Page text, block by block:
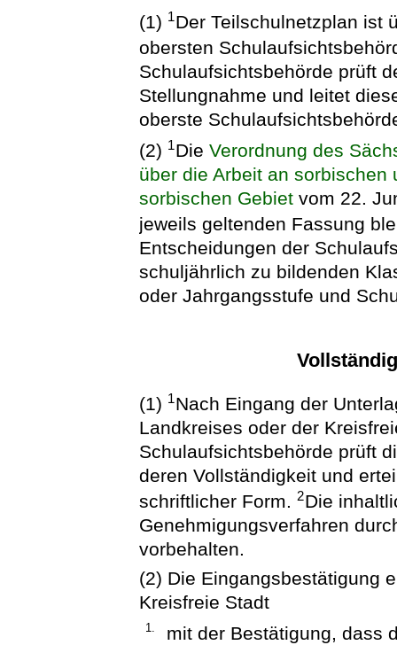
(1) 1Der Teilschulnetzplan ist
obersten
Schulaufsichtsbehörde prüft
Stellungnahme und leitet
oberste
(2) 1DieVerordnung des
über die Arbeit an
sorbischen Gebiet vom 22.
jeweils geltenden Fassung
Entscheidungen der
schuljährlich zu bildenden
oder Jahrgangsstufe und
(1) 1Nach Eingang der
Landkreises oder der
Schulaufsichtsbehörde prüft
deren Vollständigkeit und
schriftlicher Form.2Die
Genehmigungsverfahren
vorbehalten.
(2) Die Eingangsbestätigung
Kreisfreie Stadt
1.
mit der Bestätigung, dass